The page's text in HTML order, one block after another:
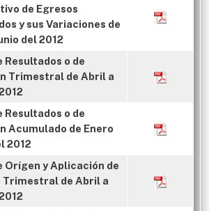
de Egresos
y sus Variaciones de
del 2012
Resultados o de
Trimestral de Abril a
Resultados o de
Acumulado de Enero
2012
Orígen y Aplicación de
Trimestral de Abril a